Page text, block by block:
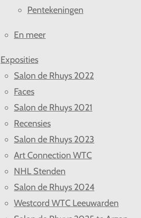
Pentekeningen
En meer
Exposities
Salon de Rhuys 2022
Faces
Salon de Rhuys 2021
Recensies
Salon de Rhuys 2023
Art Connection WTC
NHL Stenden
Salon de Rhuys 2024
Westcord WTC Leeuwarden